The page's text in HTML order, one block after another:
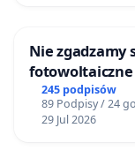
Nie zgadzamy
fotowoltaiczne
mieszkańców
245 podpisów
89 Podpisy / 24
29 Jul 2026